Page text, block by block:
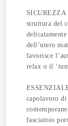
SICUREZZA
struttura del
dell’utero
favorisce
relax o il
capolavoro
fasciatoio